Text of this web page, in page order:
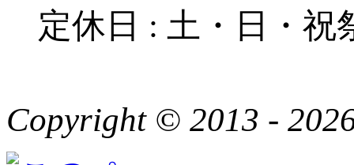
定休日 : 土・日・祝
Copyright © 2013 -